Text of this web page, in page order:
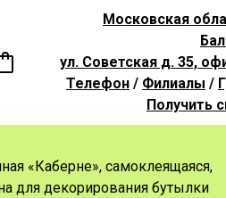
Московская
ул. Советская д. 35,
Телефон / Филиалы /
Получить
«Каберне», самоклеящаяся,
для декорирования бутылки